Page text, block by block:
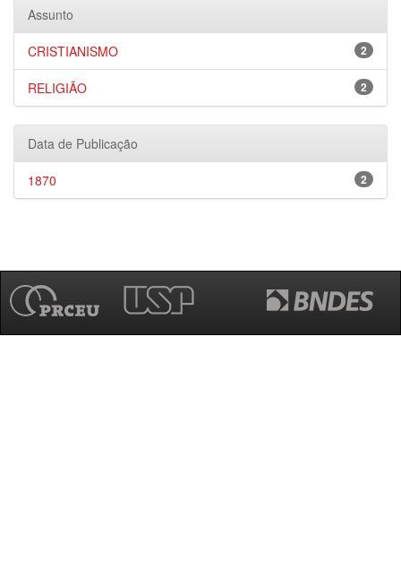
Assunto
2
CRISTIANISMO
2
RELIGIÃO
Data de Publicação
2
1870